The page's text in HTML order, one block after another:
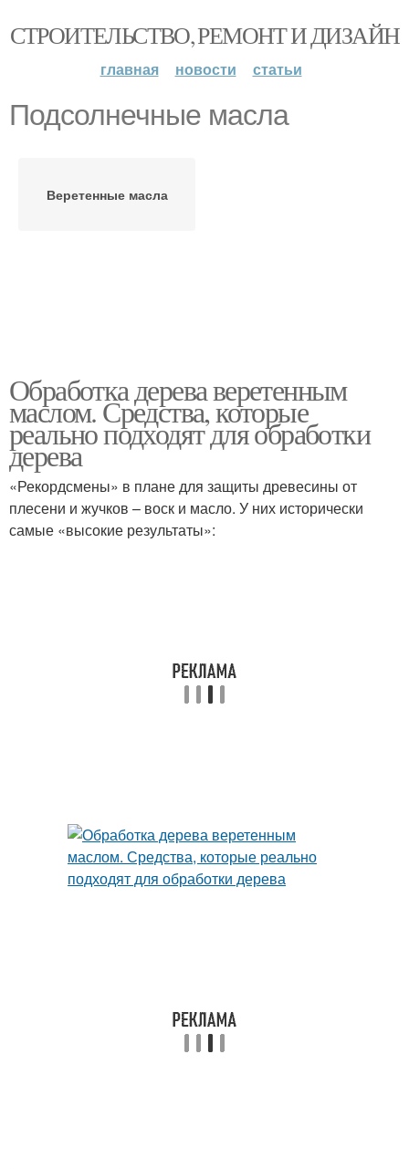
СТРОИТЕЛЬСТВО, РЕМОНТ И ДИЗАЙН
главная новости статьи
Подсолнечные масла
Веретенные масла
Обработка дерева веретенным
маслом. Средства, которые
реально подходят для обработки
дерева
«Рекордсмены» в плане для защиты древесины от
плесени и жучков – воск и масло. У них исторически
самые «высокие результаты»: